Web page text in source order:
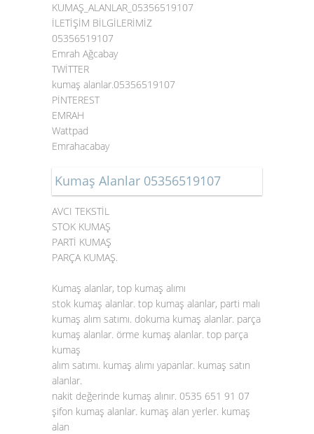
KUMAŞ_ALANLAR_05356519107
İLETİŞİM BİLGİLERİMİZ
05356519107
Emrah Ağcabay
TWİTTER
kumaş alanlar.05356519107
PİNTEREST
EMRAH
Wattpad
Emrahacabay
Kumaş Alanlar 05356519107
AVCI TEKSTİL
STOK KUMAŞ
PARTİ KUMAŞ
PARÇA KUMAŞ.
Kumaş alanlar, top kumaş alımı
stok kumaş alanlar. top kumaş alanlar, parti malı
kumaş alım satımı. dokuma kumaş alanlar. parça
kumaş alanlar. örme kumaş alanlar. top parça
kumaş
alım satımı. kumaş alımı yapanlar. kumaş satın
alanlar.
nakit değerinde kumaş alınır. 0535 651 91 07
şifon kumaş alanlar. kumaş alan yerler. kumaş
alan